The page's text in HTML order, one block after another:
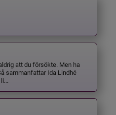
att du försökte. Men ha
sammanfattar Ida Lindhé